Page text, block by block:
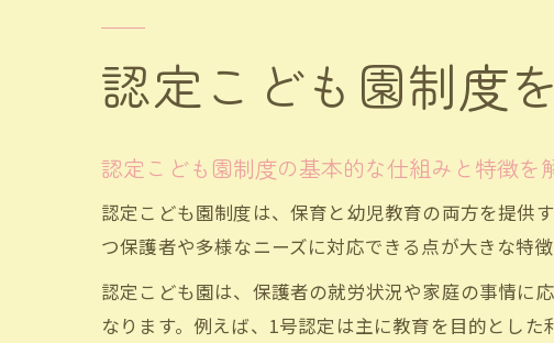
認定こども園制度
認定こども園制度の基本的な仕組みと特徴を
認定こども園制度は、保育と幼児教育の両方を提供
つ保護者や多様なニーズに対応できる点が大きな特徴
認定こども園は、保護者の就労状況や家庭の事情に
なります。例えば、1号認定は主に教育を目的とし